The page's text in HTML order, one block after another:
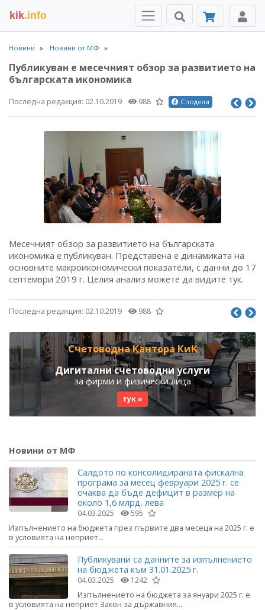
kik.info
Новини Новини от МФ
Публикуван е месечният обзор за развитието на
българската икономика
Последна редакция: 02.10.2019 988 Сподели
Месечният обзор за развитието на българската
икономика е публикуван. Представена е динамиката на
основните макроикономически показатели, с данни до 17
септември 2019 г. Целия анализ можете да видите тук.
Последна редакция: 02.10.2019 988
Счетоводна Кантора КиК
Дигитални счетоводни услуги
за фирми и физически лица
тук »
Новини от МФ
Салдото по консолидираната фискална
програма за месец февруари 2025 г. се
очаква да бъде дефицит в размер на
около 1,6 млрд. лева
04.03.2025 595
Изпълнението на бюджета през първите два месеца на 2025 г. е
в условията на неприет...
Публикувани са данните за изпълнението
на бюджета към 31.01.2025 г.
04.03.2025 1242
Изпълнението на бюджета за януари 2025 г. е
в условията на неприет Закон за държавния...